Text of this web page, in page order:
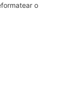
o